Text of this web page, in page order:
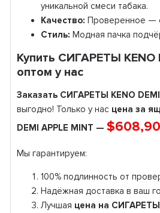
уникальной смеси табака.
Качество: Проверенное —
Стиль: Модная пачка
Купить СИГАРЕТЫ KENO
оптом у нас
Заказать СИГАРЕТЫ KENO DEMI
выгодно! Только у нас цена за
DEMI APPLE MINT — $608,90
Мы гарантируем:
100% подлинность от
Надёжная доставка в ваш
Лучшая цена на СИГАРЕТЫ